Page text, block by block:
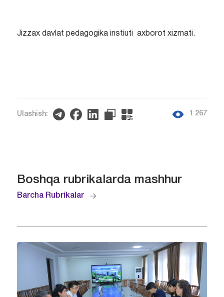
Jizzax davlat pedagogika instiuti axborot xizmati.
Ulashish: 1 267
Boshqa rubrikalarda mashhur
Barcha Rubrikalar